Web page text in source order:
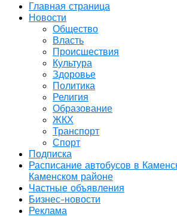
Главная страница
Новости
Общество
Власть
Происшествия
Культура
Здоровье
Политика
Религия
Образование
ЖКХ
Транспорт
Спорт
Подписка
Расписание автобусов в
Каменском районе
Частные объявления
Бизнес-новости
Реклама